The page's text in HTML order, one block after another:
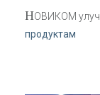
НОВИКОМ
продуктам